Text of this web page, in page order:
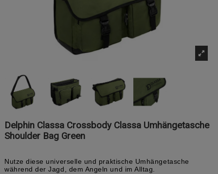
Delphin Classa Crossbody Classa Umhängetasche
Shoulder Bag Green
Nutze diese universelle und praktische Umhängetasche
während der Jagd, dem Angeln und im Alltag.